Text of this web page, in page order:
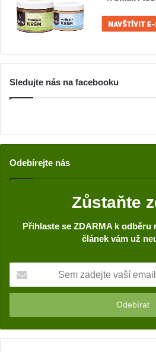
Sledujte nás na facebooku
Odebírejte nás
Zůstaňte
Přihlaste se ZDARMA k odběru
článek vám už
m
a
d